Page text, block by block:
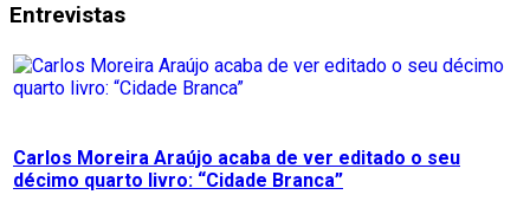
Entrevistas
Carlos Moreira Araújo acaba de ver editado o seu
décimo quarto livro: “Cidade Branca”